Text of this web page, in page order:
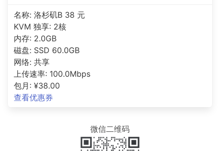
名称: 洛杉矶B 38 元
KVM 独享: 2核
内存: 2.0GB
磁盘: SSD 60.0GB
网络: 共享
上传速率: 100.0Mbps
包月: ¥38.00
查看优惠券
微信二维码